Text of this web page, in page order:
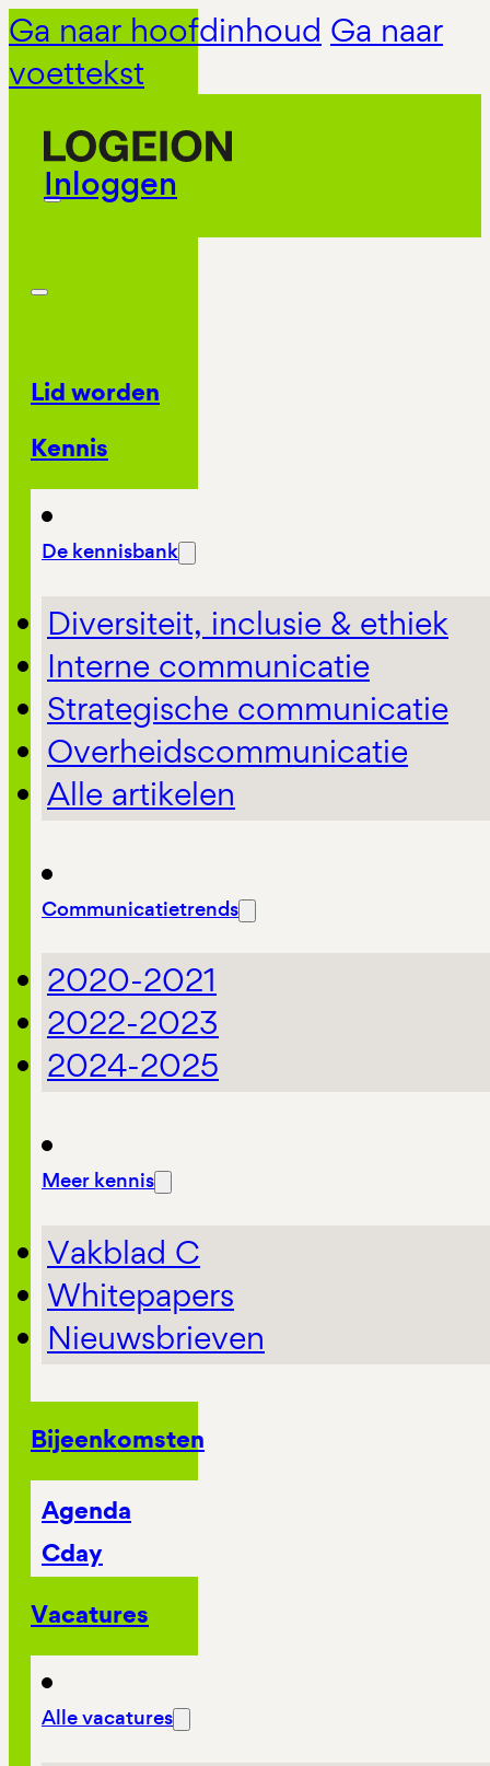
Ga naar hoofdinhoud Ga naar
voettekst
Inloggen
Lid worden
Kennis
De kennisbank
Diversiteit, inclusie & ethiek
Interne communicatie
Strategische communicatie
Overheidscommunicatie
Alle artikelen
Communicatietrends
2020-2021
2022-2023
2024-2025
Meer kennis
Vakblad C
Whitepapers
Nieuwsbrieven
Bijeenkomsten
Agenda
Cday
Vacatures
Alle vacatures